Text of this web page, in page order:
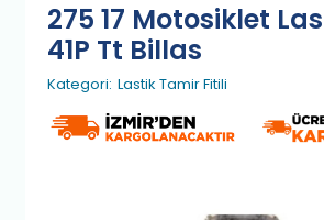
275 17 Motosiklet
41P Tt Billas
Kategori: Lastik Tamir Fitili